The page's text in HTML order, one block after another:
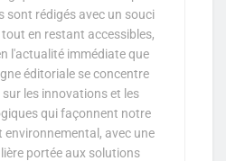
sont rédigés avec un souci
en restant accessibles,
l'actualité immédiate que
éditoriale se concentre
les innovations et les
qui façonnent notre
avec une
portée aux solutions